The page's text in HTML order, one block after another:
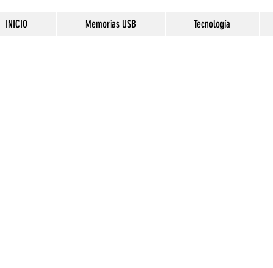
INICIO Memorias USB Tecnología